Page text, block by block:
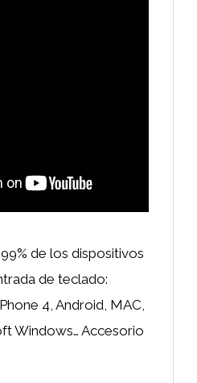
de los dispositivos
de teclado:
4, Android, MAC,
Windows… Accesorio